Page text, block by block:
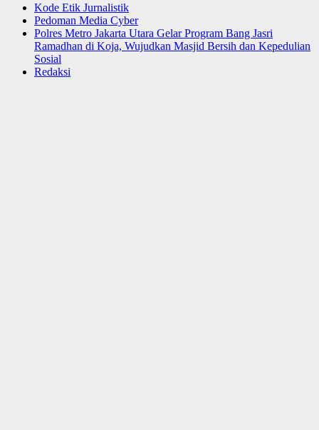
Kode Etik Jurnalistik
Pedoman Media Cyber
Polres Metro Jakarta Utara Gelar Program Bang Jasri
Ramadhan di Koja, Wujudkan Masjid Bersih dan Kepedulian
Sosial
Redaksi